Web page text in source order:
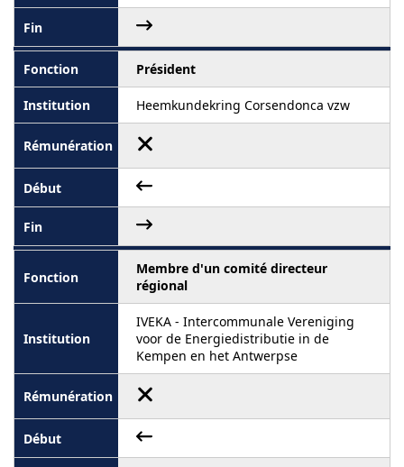
Président
Heemkundekring Corsendonca vzw
Membre d'un comité directeur
régional
IVEKA - Intercommunale Vereniging
voor de Energiedistributie in de
Kempen en het Antwerpse